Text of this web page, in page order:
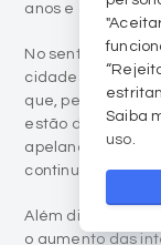
anos e a 47,3%
No sentido
cidades norte-
que, perante a
estão dando
apelando até
continuem a usar
Além disso, as
o aumento das
Saiba
uso.